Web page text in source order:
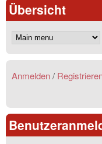
Übersicht
Anmelden/